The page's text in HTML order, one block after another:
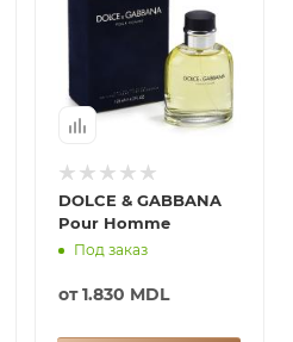
DOLCE & GABBANA
Pour Homme
Под заказ
от1.830 MDL